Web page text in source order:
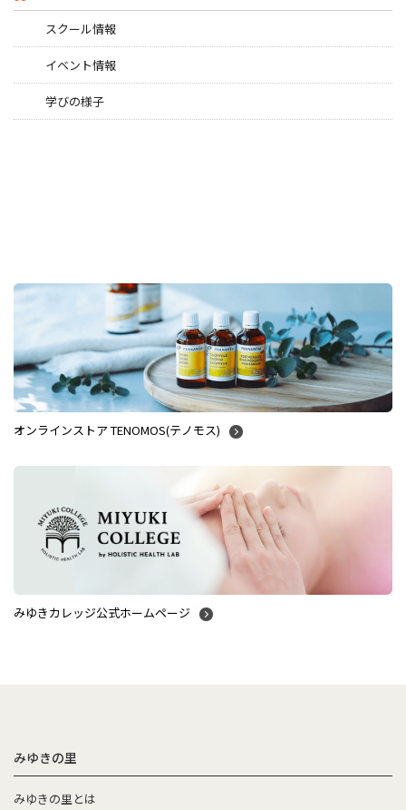
スクール情報
イベント情報
学びの様子
オンラインストア TENOMOS(テノモス)
みゆきカレッジ公式ホームページ
みゆきの里
みゆきの里とは